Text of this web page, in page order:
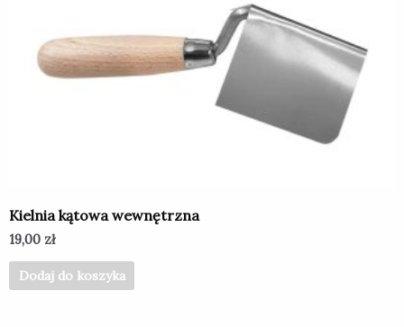
Kielnia kątowa wewnętrzna
19,00 zł
Dodaj do koszyka